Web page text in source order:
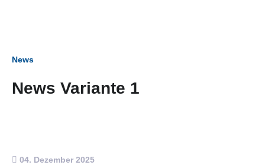
News
News Variante 1
04. Dezember 2025